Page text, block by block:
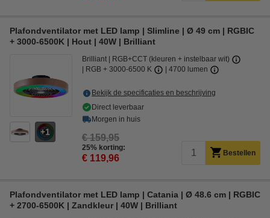
Plafondventilator met LED lamp | Slimline | Ø 49 cm | RGBIC
+ 3000-6500K | Hout | 40W | Brilliant
1
Brilliant
RGB+CCT (kleuren + instelbaar wit)
RGB + 3000-6500 K
4700 lumen
Bekijk de specificaties en beschrijving
Direct leverbaar
Morgen in huis
€ 159,95
25% korting:
€ 119,96 Bestellen
Plafondventilator met LED lamp | Catania | Ø 48.6 cm | RGBIC
+ 2700-6500K | Zandkleur | 40W | Brilliant